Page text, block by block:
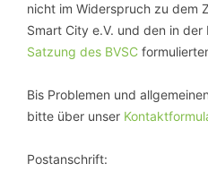
nicht im Widerspruch zu dem
Smart City e.V. und den in
Satzung des BVSC
Bis Problemen und
bitte über unser
Postanschrift: